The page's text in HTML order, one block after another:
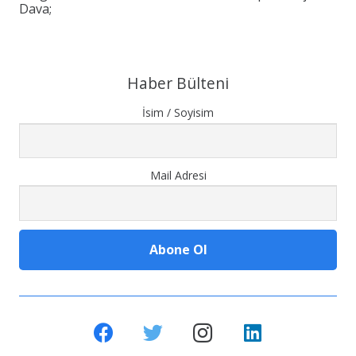
Dava;
Haber Bülteni
İsim / Soyisim
Mail Adresi